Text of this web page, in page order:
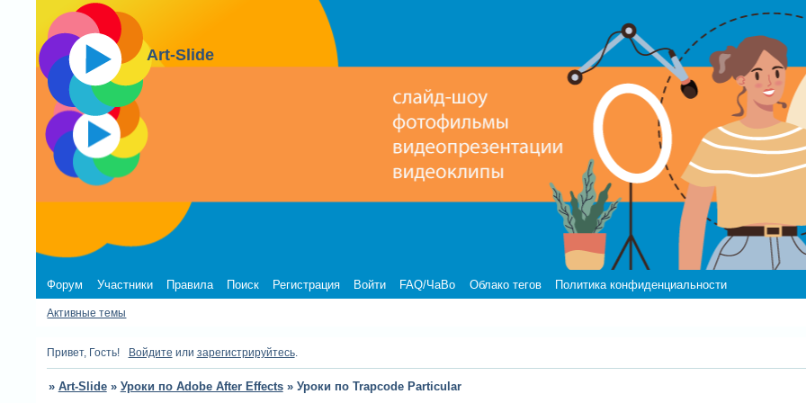
Art-Slide
Форум Участники Правила Поиск Регистрация Войти FAQ/ЧаВо Облако тегов Политика конфиденциальности
Активные темы
Привет, Гость! Войдите или зарегистрируйтесь.
» Art-Slide » Уроки по Adobe After Effects » Уроки по Trapcode Particular